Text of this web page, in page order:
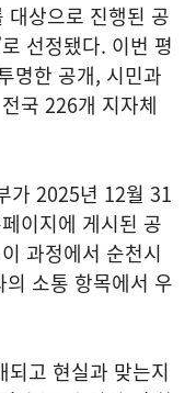
대상으로 진행된 공
선정됐다. 이번 평
명한 공개, 시민과
국 226개 지자체
가 2025년 12월 31
이지에 게시된 공
과정에서 순천시
소통 항목에서 우
되고 현실과 맞는지